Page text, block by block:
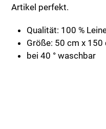
Artikel perfekt.
Qualität: 100 %
Größe: 50 cm x 150
bei 40 ° waschbar